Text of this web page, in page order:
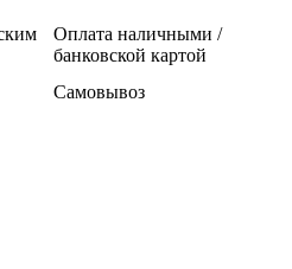
Оплата наличными /
банковской картой
Самовывоз